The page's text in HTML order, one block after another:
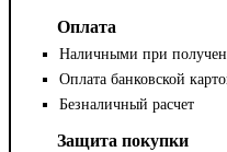
Оплата
Наличными при
Оплата банковской
Безналичный расчет
Защита покупки